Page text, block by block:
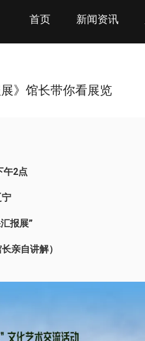
首页 新闻资讯
》馆长带你看展览
午2点
报展”
亲自讲解）